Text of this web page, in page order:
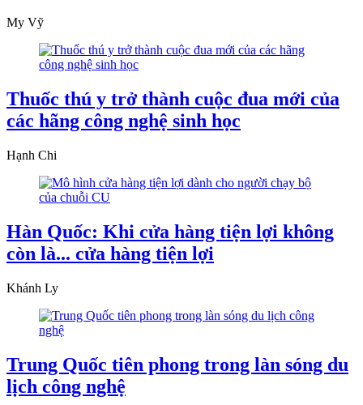
My Vỹ
Thuốc thú y trở thành cuộc đua mới của
các hãng công nghệ sinh học
Hạnh Chi
Hàn Quốc: Khi cửa hàng tiện lợi không
còn là... cửa hàng tiện lợi
Khánh Ly
Trung Quốc tiên phong trong làn sóng du
lịch công nghệ